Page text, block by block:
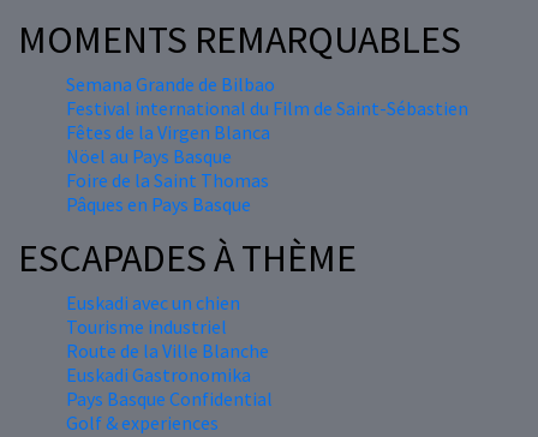
MOMENTS REMARQUABLES
Semana Grande de Bilbao
Festival international du Film de Saint-Sébastien
Fêtes de la Virgen Blanca
Nöel au Pays Basque
Foire de la Saint Thomas
Pâques en Pays Basque
ESCAPADES À THÈME
Euskadi avec un chien
Tourisme industriel
Route de la Ville Blanche
Euskadi Gastronomika
Pays Basque Confidential
Golf & experiences